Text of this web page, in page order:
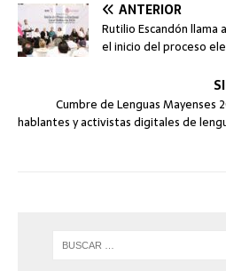
ANTERIOR
Rutilio Escandón llama
el inicio del proceso
Cumbre de Lenguas Mayenses
hablantes y activistas digitales de